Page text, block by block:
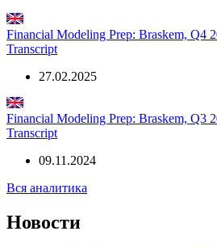
Financial Modeling Prep: Braskem, Q4
Transcript
27.02.2025
Financial Modeling Prep: Braskem, Q3
Transcript
09.11.2024
Вся аналитика
Новости